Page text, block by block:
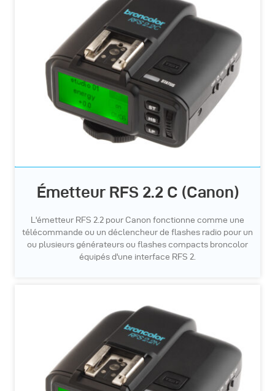
Émetteur RFS 2.2 C (Canon)
L'émetteur RFS 2.2 pour Canon fonctionne comme une
télécommande ou un déclencheur de flashes radio pour un
ou plusieurs générateurs ou flashes compacts broncolor
équipés d'une interface RFS 2.